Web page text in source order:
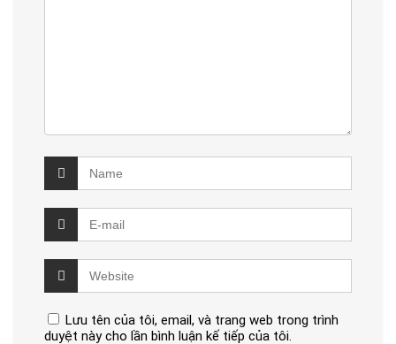
Lưu tên của tôi, email, và trang web trong trình
duyệt này cho lần bình luận kế tiếp của tôi.